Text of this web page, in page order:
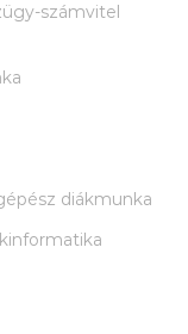
számvitel
diákmunka